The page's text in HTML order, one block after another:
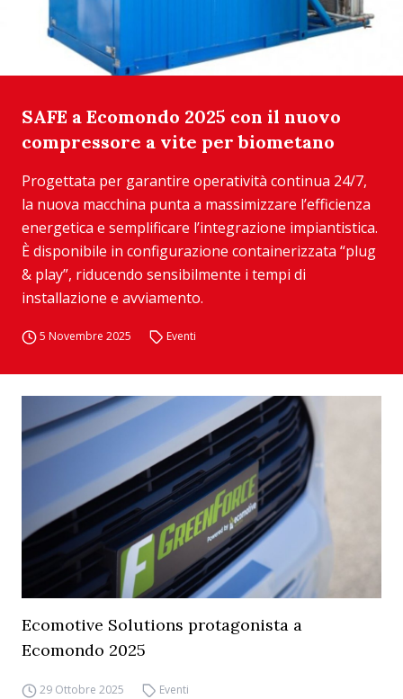
SAFE a Ecomondo 2025 con il nuovo
compressore a vite per biometano
Progettata per garantire operatività continua 24/7,
la nuova macchina punta a massimizzare l’efficienza
energetica e semplificare l’integrazione impiantistica.
È disponibile in configurazione containerizzata “plug
& play”, riducendo sensibilmente i tempi di
installazione e avviamento.
5 Novembre 2025 Eventi
Ecomotive Solutions protagonista a
Ecomondo 2025
29 Ottobre 2025 Eventi